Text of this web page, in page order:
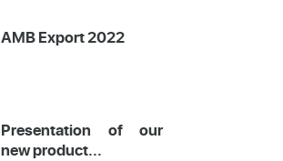
AMB Export 2022
Presentation of our
new product...